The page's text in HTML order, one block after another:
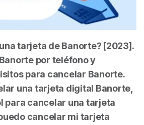
tarjeta de Banorte? [2023].
por teléfono y
para cancelar Banorte.
una tarjeta digital Banorte,
para cancelar una tarjeta
cancelar mi tarjeta